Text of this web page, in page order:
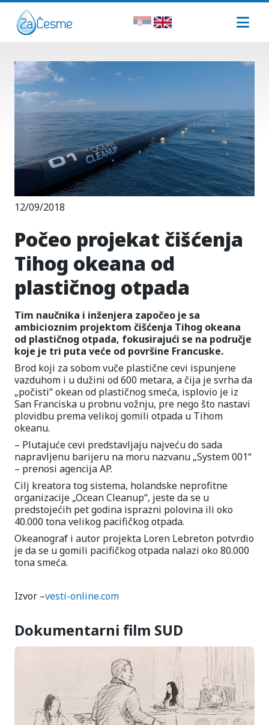
12/09/2018
Počeo projekat čišćenja
Tihog okeana od
plastičnog otpada
Tim naučnika i inženjera započeo je sa
ambicioznim projektom čišćenja Tihog okeana
od plastičnog otpada, fokusirajući se na područje
koje je tri puta veće od površine Francuske.
Brod koji za sobom vuče plastične cevi ispunjene
vazduhom i u dužini od 600 metara, a čija je svrha da
„počisti“ okean od plastičnog smeća, isplovio je iz
San Franciska u probnu vožnju, pre nego što nastavi
plovidbu prema velikoj gomili otpada u Tihom
okeanu.
– Plutajuće cevi predstavljaju najveću do sada
napravljenu barijeru na moru nazvanu „System 001“
– prenosi agencija AP.
Cilj kreatora tog sistema, holandske neprofitne
organizacije „Ocean Cleanup“, jeste da se u
predstojećih pet godina isprazni polovina ili oko
40.000 tona velikog pacifičkog otpada.
Okeanograf i autor projekta Loren Lebreton potvrdio
je da se u gomili pacifičkog otpada nalazi oko 80.000
tona smeća.
Izvor –vesti-online.com
Dokumentarni film SUD